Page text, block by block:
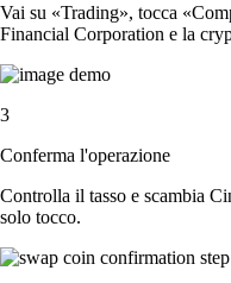
Vai su «Trading», tocca
Financial Corporation e la
3
Conferma l'operazione
Controlla il tasso e scambia
solo tocco.